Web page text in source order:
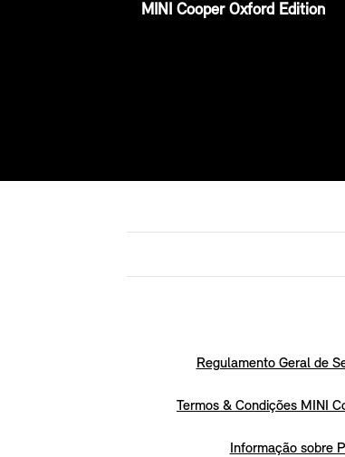
MINI Cooper Oxford Edition
Regulamento Geral de
Termos & Condições MINI
Informação sobre